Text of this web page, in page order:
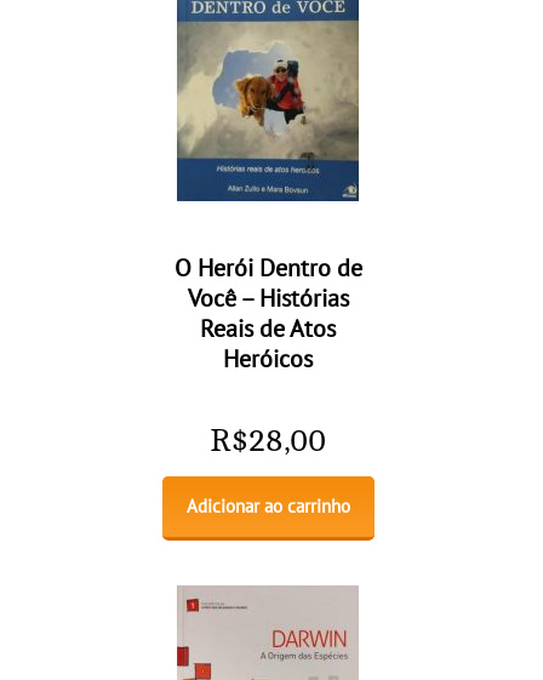
O Herói Dentro de
Você – Histórias
Reais de Atos
Heróicos
R$28,00
Adicionar ao carrinho